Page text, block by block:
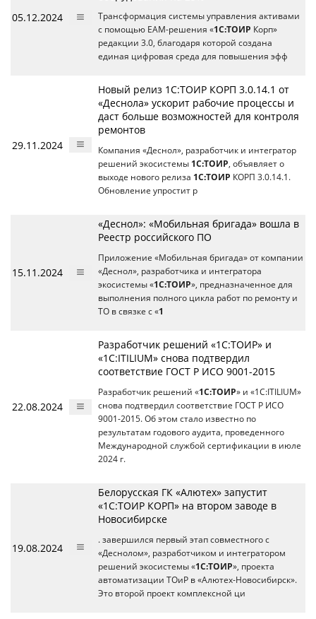
05.12.2024
Трансформация системы управления активами
с помощью EAM-решения «1С:ТОИР Корп»
редакции 3.0, благодаря которой создана
единая цифровая среда для повышения эфф
29.11.2024
Новый релиз 1С:ТОИР КОРП 3.0.14.1 от
«Деснола» ускорит рабочие процессы и
даст больше возможностей для контроля
ремонтов
Компания «Деснол», разработчик и интегратор
решений экосистемы 1С:ТОИР, объявляет о
выходе нового релиза 1С:ТОИР КОРП 3.0.14.1.
Обновление упростит р
15.11.2024
«Деснол»: «Мобильная бригада» вошла в
Реестр российского ПО
Приложение «Мобильная бригада» от компании
«Деснол», разработчика и интегратора
экосистемы «1С:ТОИР», предназначенное для
выполнения полного цикла работ по ремонту и
ТО в связке с «1
22.08.2024
Разработчик решений «1С:ТОИР» и
«1С:ITILIUM» снова подтвердил
соответствие ГОСТ Р ИСО 9001-2015
Разработчик решений «1С:ТОИР» и «1С:ITILIUM»
снова подтвердил соответствие ГОСТ Р ИСО
9001-2015. Об этом стало известно по
результатам годового аудита, проведенного
Международной службой сертификации в июле
2024 г.
19.08.2024
Белорусская ГК «Алютех» запустит
«1С:ТОИР КОРП» на втором заводе в
Новосибирске
. завершился первый этап совместного с
«Деснолом», разработчиком и интегратором
решений экосистемы «1С:ТОИР», проекта
автоматизации ТОиР в «Алютех-Новосибирск».
Это второй проект комплексной ци